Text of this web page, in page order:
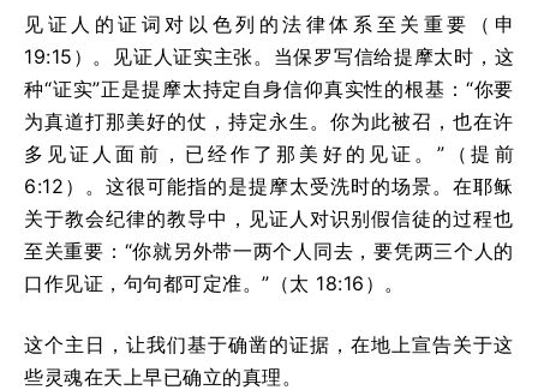
见证人的证词对以色列的法律体系至关重要（申
19:15）。见证人证实主张。当保罗写信给提摩太时，这
种“证实”正是提摩太持定自身信仰真实性的根基：“你要
为真道打那美好的仗，持定永生。你为此被召，也在许
多见证人面前，已经作了那美好的见证。”（提前
6:12）。这很可能指的是提摩太受洗时的场景。在耶稣
关于教会纪律的教导中，见证人对识别假信徒的过程也
至关重要：“你就另外带一两个人同去，要凭两三个人的
口作见证，句句都可定准。”（太 18:16）。
这个主日，让我们基于确凿的证据，在地上宣告关于这
些灵魂在天上早已确立的真理。